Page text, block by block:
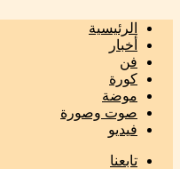
الرئيسية
أخبار
فن
كورة
موضة
صوت وصورة
فيديو
تابعنا